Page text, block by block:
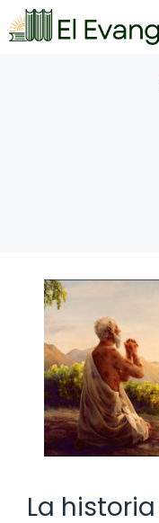
Saltar
al
La